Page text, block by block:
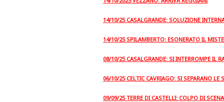
14/10/25 CASALGRANDE: SOLUZIONE
14/10/25 SPILAMBERTO: ESONERATO IL
08/10/25 CASALGRANDE: SI INTERROMPE IL
06/10/25 CELTIC CAVRIAGO: SI SEPARANO LE
09/09/25 TERRE DI CASTELLI: COLPO DI